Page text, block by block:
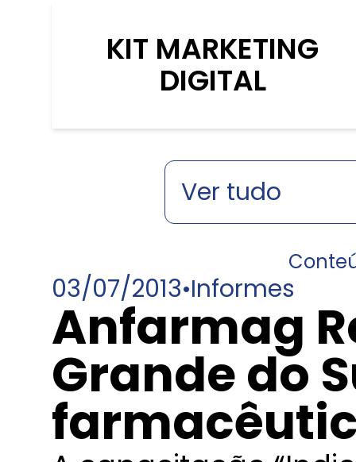
KIT MARKETING
DIGITAL
03/07/2013•Informes
Anfarmag
Grande do